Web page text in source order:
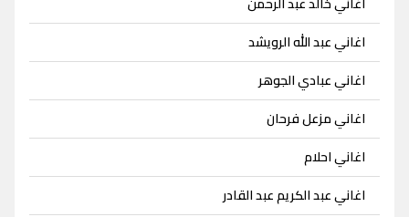
اغاني عبد الله الرويشد
اغاني عبادي الجوهر
اغاني مزعل فرحان
اغاني احلام
اغاني عبد الكريم عبد القادر